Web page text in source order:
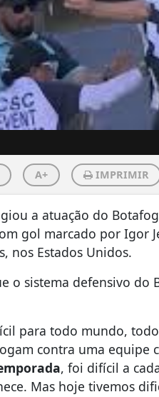
A+ IMPRIMIR
a atuação do
gol marcado por Igor
nos Estados Unidos.
o sistema defensivo do
para todo mundo,
contra uma equipe
, foi difícil a
Mas hoje tivemos